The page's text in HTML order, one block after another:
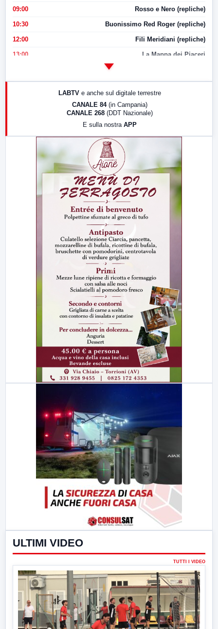
09:00 Rosso e Nero (repliche)
10:30 Buonissimo Red Roger (repliche)
12:00 Fili Meridiani (repliche)
13:00 La Mappa dei Piaceri
LABTV e anche sul digitale terrestre
CANALE 84 (in Campania)
CANALE 268 (DDT Nazionale)
E sulla nostra APP
ULTIMI VIDEO
TUTTI I VIDEO